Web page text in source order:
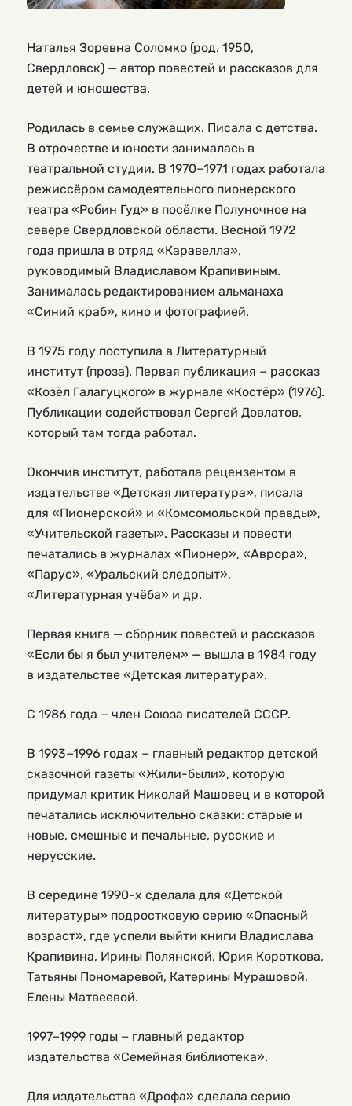
Наталья Зоревна Соломко (род. 1950,
Свердловск) — автор повестей и рассказов для
детей и юношества.
Родилась в семье служащих. Писала с детства.
В отрочестве и юности занималась в
театральной студии. В 1970−1971 годах работала
режиссёром самодеятельного пионерского
театра «Робин Гуд» в посёлке Полуночное на
севере Свердловской области. Весной 1972
года пришла в отряд «Каравелла»,
руководимый Владиславом Крапивиным.
Занималась редактированием альманаха
«Синий краб», кино и фотографией.
В 1975 году поступила в Литературный
институт (проза). Первая публикация − рассказ
«Козёл Галагуцкого» в журнале «Костёр» (1976).
Публикации содействовал Сергей Довлатов,
который там тогда работал.
Окончив институт, работала рецензентом в
издательстве «Детская литература», писала
для «Пионерской» и «Комсомольской правды»,
«Учительской газеты». Рассказы и повести
печатались в журналах «Пионер», «Аврора»,
«Парус», «Уральский следопыт»,
«Литературная учёба» и др.
Первая книга — сборник повестей и рассказов
«Если бы я был учителем» — вышла в 1984 году
в издательстве «Детская литература».
С 1986 года − член Союза писателей СССР.
В 1993−1996 годах − главный редактор детской
сказочной газеты «Жили-были», которую
придумал критик Николай Машовец и в которой
печатались исключительно сказки: старые и
новые, смешные и печальные, русские и
нерусские.
В середине 1990-х сделала для «Детской
литературы» подростковую серию «Опасный
возраст», где успели выйти книги Владислава
Крапивина, Ирины Полянской, Юрия Короткова,
Татьяны Пономаревой, Катерины Мурашовой,
Елены Матвеевой.
1997−1999 годы − главный редактор
издательства «Семейная библиотека».
Для издательства «Дрофа» сделала серию